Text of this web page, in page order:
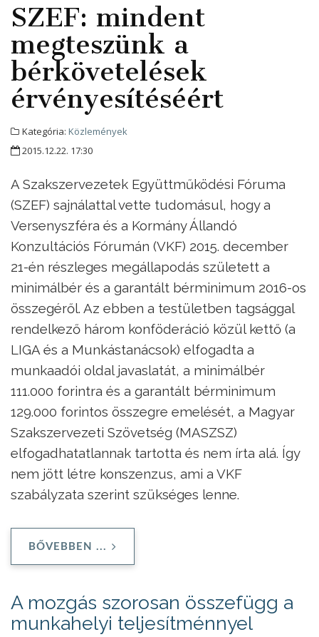
SZEF: mindent
megteszünk a
bérkövetelések
érvényesítéséért
Kategória: Közlemények
2015.12.22. 17:30
A Szakszervezetek Együttműködési Fóruma
(SZEF) sajnálattal vette tudomásul, hogy a
Versenyszféra és a Kormány Állandó
Konzultációs Fórumán (VKF) 2015. december
21-én részleges megállapodás született a
minimálbér és a garantált bérminimum 2016-os
összegéről. Az ebben a testületben tagsággal
rendelkező három konföderáció közül kettő (a
LIGA és a Munkástanácsok) elfogadta a
munkaadói oldal javaslatát, a minimálbér
111.000 forintra és a garantált bérminimum
129.000 forintos összegre emelését, a Magyar
Szakszervezeti Szövetség (MASZSZ)
elfogadhatatlannak tartotta és nem írta alá. Így
nem jött létre konszenzus, ami a VKF
szabályzata szerint szükséges lenne.
BŐVEBBEN ...
A mozgás szorosan összefügg a
munkahelyi teljesítménnyel